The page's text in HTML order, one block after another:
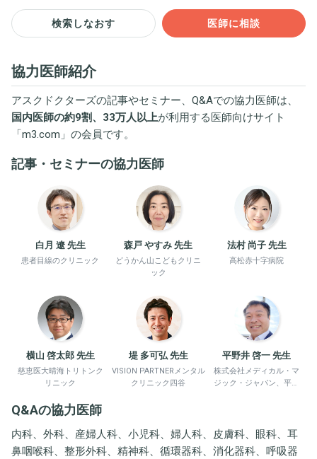
検索しなおす 医師に相談
協力医師紹介
アスクドクターズの記事やセミナー、Q&Aでの協力医師は、
国内医師の約9割、33万人以上が利用する医師向けサイト
「m3.com 」の会員です。
記事・セミナーの協力医師
白月 遼 先生
患者目線のクリニック
森戸 やすみ 先生
どうかん山こどもクリニ
ック
法村 尚子 先生
高松赤十字病院
横山 啓太郎 先生
慈恵医大晴海トリトンク
リニック
堤 多可弘 先生
VISION PARTNERメンタル
クリニック四谷
平野井 啓一 先生
株式会社メディカル・マ
ジック・ジャパン、平野
Q&Aの協力医師
内科、外科、産婦人科、小児科、婦人科、皮膚科、眼科、耳
鼻咽喉科、整形外科、精神科、循環器科、消化器科、呼吸器